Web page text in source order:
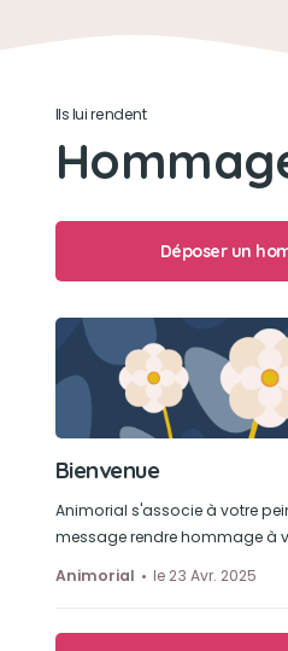
Promenade et sieste au
Ils lui rendent
Déposer un
Bienvenue
Animorial s'associe à votre
message rendre hommage à
Animorial
le 23 Avr. 2025